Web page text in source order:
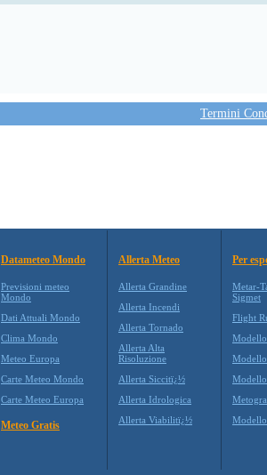
Termini
Datameteo Mondo
Previsioni meteo
Mondo
Dati Attuali Mondo
Clima Mondo
Meteo Europa
Carte Meteo Mondo
Carte Meteo Europa
Meteo Gratis
Allerta Meteo
Allerta Grandine
Allerta Incendi
Allerta Tornado
Allerta Alta
Risoluzione
Allerta Siccitï¿½
Allerta Idrologica
Allerta Viabilitï¿½
Per
Metar-
Sigmet
Flight
Modello